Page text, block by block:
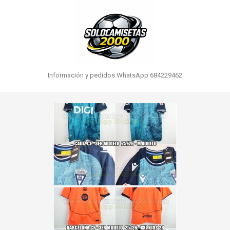
Información y pedidos WhatsApp 684229462